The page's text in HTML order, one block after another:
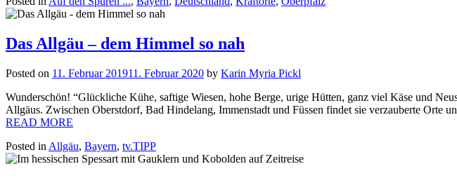
Das Allgäu – dem Himmel so nah
Posted on 11. Februar 201911. Februar 2020 by Karin Myria Pickl
Wunderschön! “Glückliche Kühe, saftige Wiesen, hohe Berge, urige Hütten, ganz viel Käse und
Allgäus. Zwischen Oberstdorf, Bad Hindelang, Immenstadt und Füssen findet sie verzauberte
READ MORE
Posted in Allgäu, Bayern, tv.TIPP